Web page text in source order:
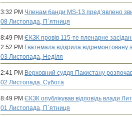
3:32 PM Членам банди MS-13 пред’явлено
08 Листопада, П`ятниця
8:49 PM ЄКЗК провів 115-те пленарне
2:52 PM Гватемала відкрила
03 Листопада, Неділя
2:41 PM Верховний суддя Пакистану
02 Листопада, Субота
8:49 PM ЄКЗК опублікував відповідь влади
01 Листопада, П`ятниця